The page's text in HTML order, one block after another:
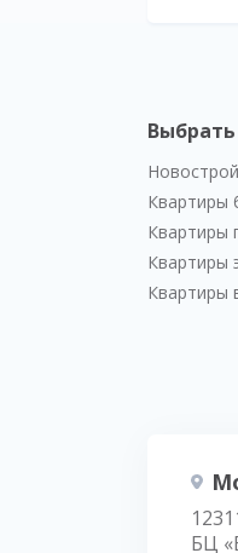
Квартиры
Квартиры
Квартиры
Квартиры
БЦ